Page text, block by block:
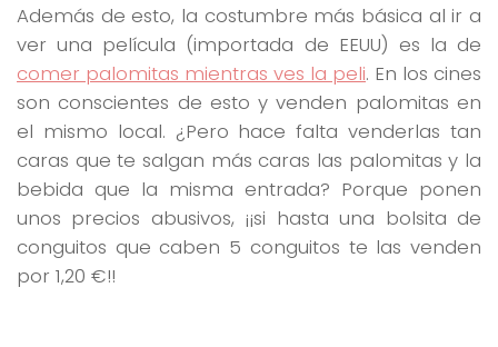
Además de esto, la costumbre más básica al ir a
ver una película (importada de EEUU) es la de
comer palomitas mientras ves la peli. En los cines
son conscientes de esto y venden palomitas en
el mismo local. ¿Pero hace falta venderlas tan
caras que te salgan más caras las palomitas y la
bebida que la misma entrada? Porque ponen
unos precios abusivos, ¡¡si hasta una bolsita de
conguitos que caben 5 conguitos te las venden
por 1,20 €!!